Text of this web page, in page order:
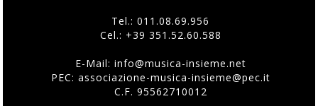
Tel.:011.08.69.956
Cel.: +39 351.52.60.588
E-Mail: info@musica-insieme.net
PEC: associazione-musica-insieme@pec.it
C.F. 95562710012